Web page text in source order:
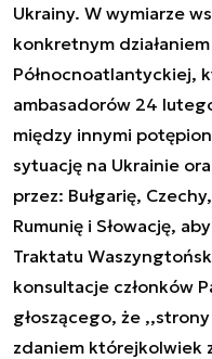
Ukrainy. W wymiarze
konkretnym
Północnoatlantyckiej,
ambasadorów 24
między innymi
sytuację na Ukrainie
przez: Bułgarię,
Rumunię i Słowację,
Traktatu
konsultacje członków
głoszącego, że
zdaniem którejkolwiek